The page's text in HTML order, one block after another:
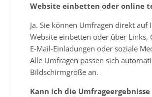
Website einbetten oder online
Ja. Sie können Umfragen direkt auf
Website einbetten oder über Links,
E-Mail-Einladungen oder soziale
Alle Umfragen passen sich
Bildschirmgröße an.
Kann ich die Umfrageergebnisse